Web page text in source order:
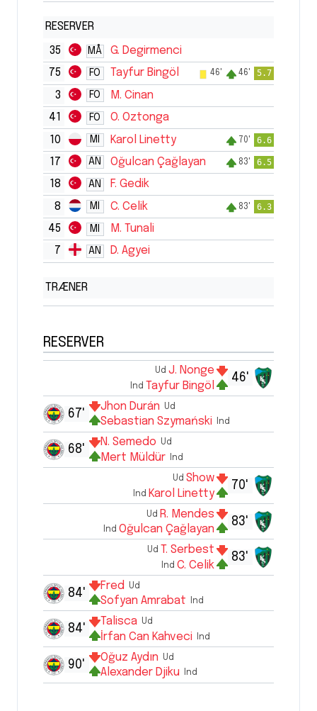
RESERVER
35
MÅ
G. Degirmenci
75
FO Tayfur Bingöl 46' 46' 5.7
3 FO
M. Cinan
41
FO
O. Oztonga
10
MI Karol Linetty 70' 6.6
17 AN Oğulcan Çağlayan 83' 6.5
18 AN
F. Gedik
8
MI C. Celik 83' 6.3
45 MI
M. Tunali
7
AN D. Agyei
TRÆNER
RESERVER
46'
Ud J. Nonge
Ind Tayfur Bingöl
Ud
Jhon Durán
Ind
Sebastian Szymański
67'
Ud
N. Semedo
Ind
Mert Müldür
68'
70'
Ud Show
Ind Karol Linetty
83'
Ud R. Mendes
Ind Oğulcan Çağlayan
83'
Ud T. Serbest
Ind C. Celik
Ud
Fred
Ind
Sofyan Amrabat
84'
Ud
Talisca
Ind
İrfan Can Kahveci
84'
Ud
Oğuz Aydın
Ind
Alexander Djiku
90'